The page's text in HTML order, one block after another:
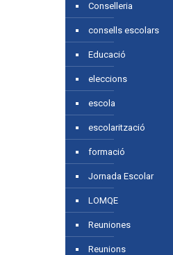
Conselleria
consells escolars
Educació
eleccions
escola
escolarització
formació
Jornada Escolar
LOMQE
Reuniones
Reunions